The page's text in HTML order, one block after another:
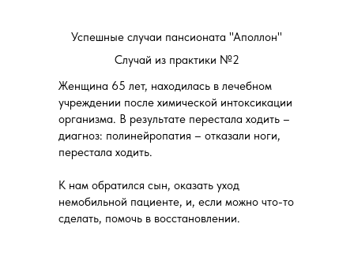
Женщина 65 лет, находилась в лечебном
учреждении после химической интоксикации
организма. В результате перестала ходить –
диагноз: полинейропатия – отказали ноги,
перестала ходить.
К нам обратился сын, оказать уход
немобильной пациенте, и, если можно что-то
сделать, помочь в восстановлении.
Успешные случаи пансионата "Аполлон"
Случай из практики №2